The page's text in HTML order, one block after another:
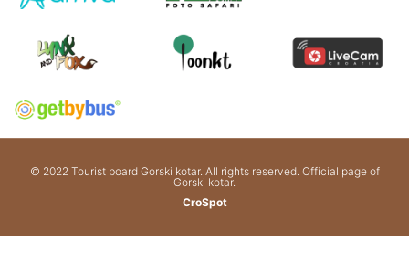
© 2022 Tourist board Gorski kotar. All rights reserved. Official page of
Gorski kotar.
CroSpot